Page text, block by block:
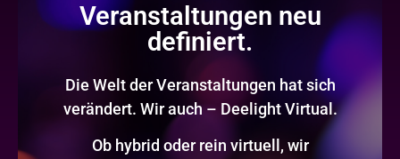
Veranstaltungen neu
definiert.
Die Welt der Veranstaltungen hat sich
verändert. Wir auch – Deelight Virtual.
Ob hybrid oder rein virtuell, wir